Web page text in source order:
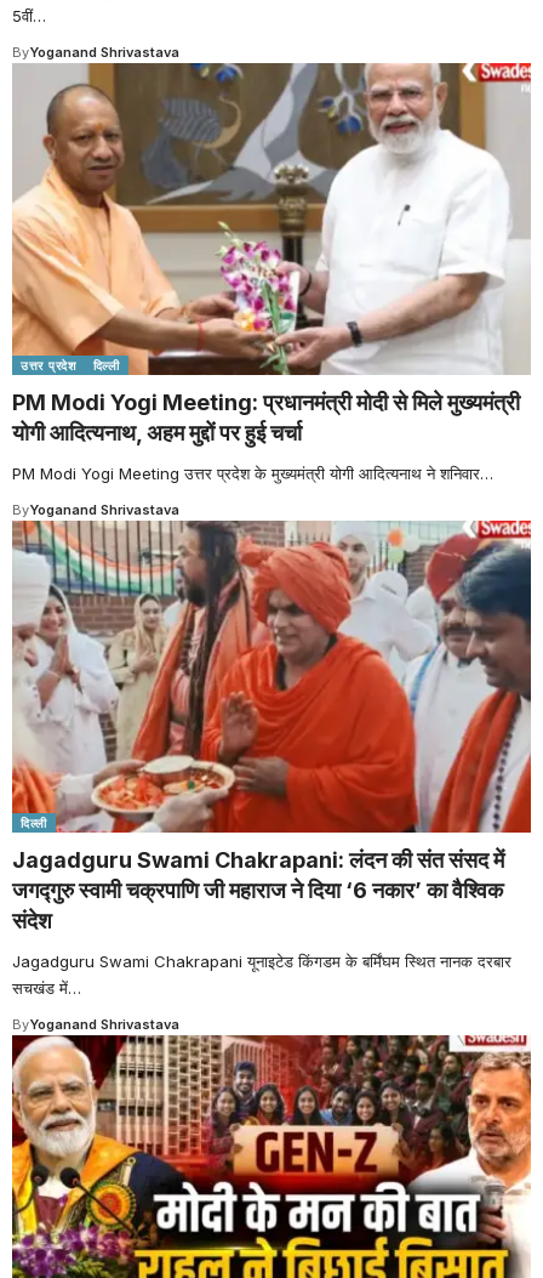
5वीं…
ByYoganand Shrivastava
उत्तर प्रदेश दिल्ली
PM Modi Yogi Meeting: प्रधानमंत्री मोदी से मिले मुख्यमंत्री
योगी आदित्यनाथ, अहम मुद्दों पर हुई चर्चा
PM Modi Yogi Meeting उत्तर प्रदेश के मुख्यमंत्री योगी आदित्यनाथ ने शनिवार…
ByYoganand Shrivastava
दिल्ली
Jagadguru Swami Chakrapani: लंदन की संत संसद में
जगद्गुरु स्वामी चक्रपाणि जी महाराज ने दिया ‘6 नकार’ का वैश्विक
संदेश
Jagadguru Swami Chakrapani यूनाइटेड किंगडम के बर्मिंघम स्थित नानक दरबार
सचखंड में…
ByYoganand Shrivastava